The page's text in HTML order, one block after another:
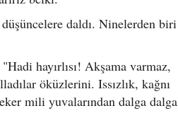
daldı. Ninelerden biri
hayırlısı! Akşama varmaz,
öküzlerini. Issızlık, kağnı
mili yuvalarından dalga dalga